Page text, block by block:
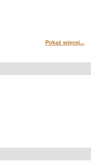
Pokaż więcej...